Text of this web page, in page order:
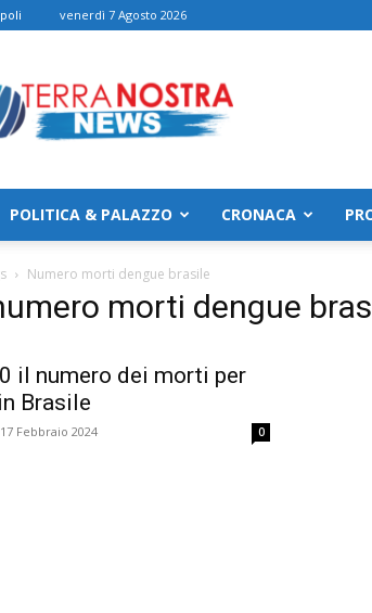
venerdì 7 Agosto 2026
POLITICA & PALAZZO CRONACA
Numero morti dengue brasile
morti dengue
il numero dei morti per
Brasile
17 Febbraio 2024 0